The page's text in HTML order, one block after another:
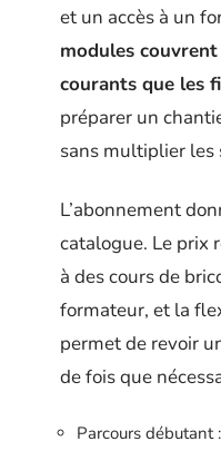
et un accès à un
modules
courants que les
préparer un
sans multiplier les
L’abonnement
catalogue. Le prix
à des cours de
formateur, et la
permet de revoir
de fois que
Parcours débutant